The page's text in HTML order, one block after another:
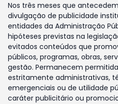
Nos três meses que
divulgação de publicidade
entidades da Administração
hipóteses previstas na
evitados conteúdos que
públicos, programas, obras,
gestão. Permanecem
estritamente administrativas,
emergenciais ou de utilidade
caráter publicitário ou